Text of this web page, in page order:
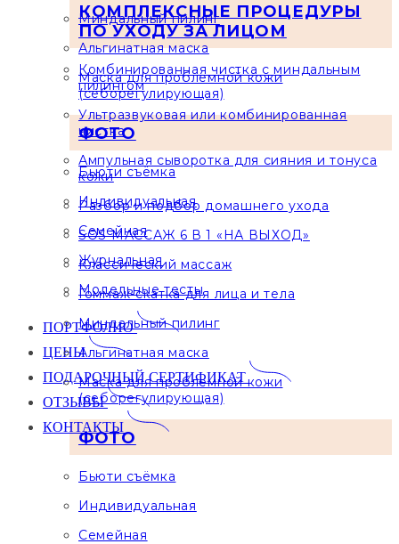
Миндальный пилинг
Альгинатная маска
Маска для проблемной кожи
(себорегулирующая)
ФОТО
Бьюти съёмка
Индивидуальная
Семейная
Журнальная
Модельные тесты
ПОРТФОЛИО
ЦЕНЫ
ПОДАРОЧНЫЙ СЕРТИФИКАТ
ОТЗЫВЫ
КОНТАКТЫ
КОМПЛЕКСНЫЕ ПРОЦЕДУРЫ
ПО УХОДУ ЗА ЛИЦОМ
Комбинированная чистка с миндальным
пилингом
Ультразвуковая или комбинированная
чистка
Ампульная сыворотка для сияния и тонуса
кожи
Разбор и подбор домашнего ухода
SOS МАССАЖ 6 В 1 «НА ВЫХОД»
Классический массаж
Гоммаж-скатка для лица и тела
Миндальный пилинг
Альгинатная маска
Маска для проблемной кожи
(себорегулирующая)
ФОТО
Бьюти съёмка
Индивидуальная
Семейная